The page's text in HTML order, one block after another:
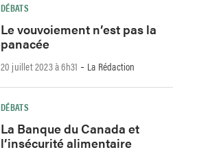
DÉBATS
Le vouvoiement n’est pas la
panacée
20 juillet 2023 à 6h31 - La Rédaction
DÉBATS
La Banque du Canada et
l’insécurité alimentaire